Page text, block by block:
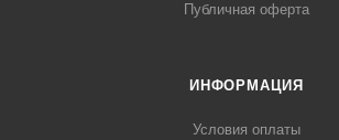
Публичная оферта
ИНФОРМАЦИЯ
Условия оплаты